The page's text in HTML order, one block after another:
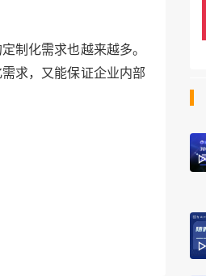
制化需求也越来越多。
求，又能保证企业内部